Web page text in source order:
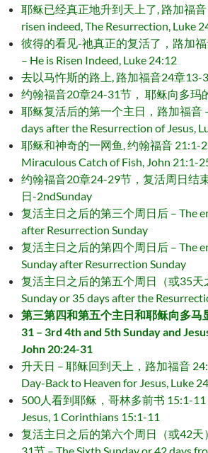
耶稣已经真正地升到天上了, 路加福音
risen indeed, The Resurrection, Luke
彼得的看见-祂真正的复活了，路加
– He is Risen Indeed, Luke 24:12
去以马忤斯的路上, 路加福音24章13-
约翰福音20章24-31节， 耶稣向多玛
耶稣复活后的第一个主日，路加福音
days after the Resurrection of Jesus,
耶稣和神奇的一网鱼, 约翰福音 21:1-
Miraculous Catch of Fish, John 21:1-
约翰福音20章24-29节，复活周日结
日-2ndSunday
复活主日之后的第三个周日后 – The
after Resurrection Sunday
复活主日之后的第四个周日后 – The
Sunday after Resurrection Sunday
复活主日之后的第五个周日（或35天
Sunday or 35 days after the
第三第四和第五个主日和耶稣向多马
31 – 3rd 4th and 5th Sunday and
John 20:24-31
升天日 – 耶稣回到天上，路加福音
Day-Back to Heaven for Jesus, Luke
500人看到耶稣，哥林多前书 15:1-11
Jesus, 1 Corinthians 15:1-11
复活主日之后的第六个周日（或42天